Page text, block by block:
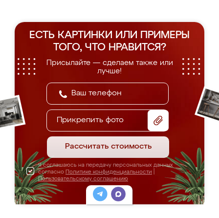
ЕСТЬ КАРТИНКИ ИЛИ ПРИМЕРЫ
ТОГО, ЧТО НРАВИТСЯ?
Присылайте — сделаем также или
лучше!
Прикрепить фото
Рассчитать стоимость
Я соглашаюсь на передачу персональных данных
согласно Политике конфиденциальности
Пользовательскому соглашению